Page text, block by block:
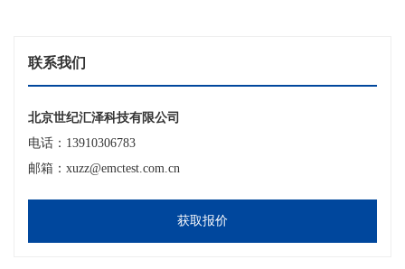
联系我们
北京世纪汇泽科技有限公司
电话：13910306783
邮箱：xuzz@emctest.com.cn
获取报价